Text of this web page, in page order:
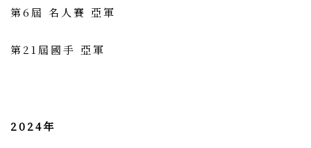
第6屆 名人賽 亞軍
第21屆國手 亞軍
2024年